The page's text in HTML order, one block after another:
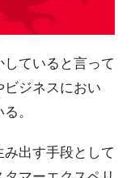
ていると言って
ビジネスにおい
。
出す手段として